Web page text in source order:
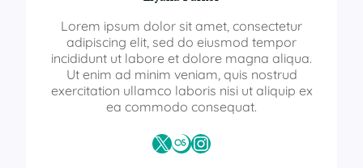
Lorem ipsum dolor sit amet, consectetur
adipiscing elit, sed do eiusmod tempor
incididunt ut labore et dolore magna aliqua.
Ut enim ad minim veniam, quis nostrud
exercitation ullamco laboris nisi ut aliquip ex
ea commodo consequat.
X Last.fmInstagram